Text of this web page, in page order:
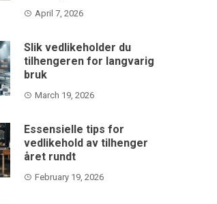
April 7, 2026
Slik vedlikeholder du
tilhengeren for langvarig
bruk
March 19, 2026
Essensielle tips for
vedlikehold av tilhenger
året rundt
February 19, 2026